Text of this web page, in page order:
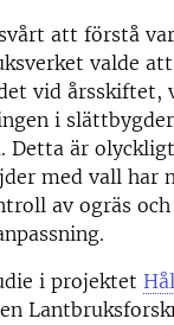
att förstå
valde
vid årsskiftet,
i
Detta är
med vall har
av ogräs
i projektet